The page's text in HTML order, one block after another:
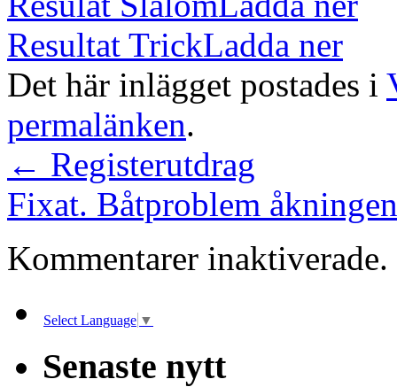
Resultat TrickLadda ner
Det här inlägget postades i
permalänken.
← Registerutdrag
Fixat. Båtproblem
Kommentarer inaktiverade.
Select Language ▼
Senaste nytt